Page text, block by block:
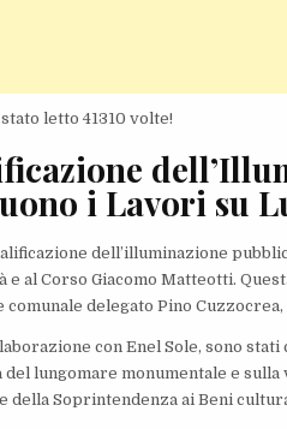
letto 41310 volte!
i Lavori su
dell’illuminazione
e al Corso Giacomo Matteotti.
comunale delegato Pino
con Enel Sole, sono
del lungomare monumentale e
della Soprintendenza ai Beni